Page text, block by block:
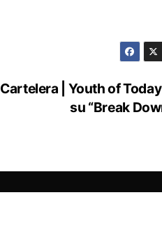
Cartelera | Youth of
su “Break